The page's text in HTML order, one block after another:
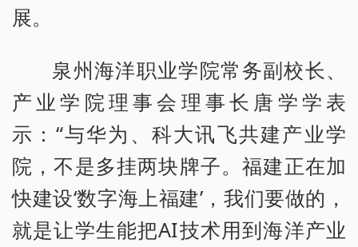
展。
泉州海洋职业学院常务副校长、
产业学院理事会理事长唐学学表
示：“与华为、科大讯飞共建产业学
院，不是多挂两块牌子。福建正在加
快建设‘数字海上福建’，我们要做的，
就是让学生能把AI技术用到海洋产业